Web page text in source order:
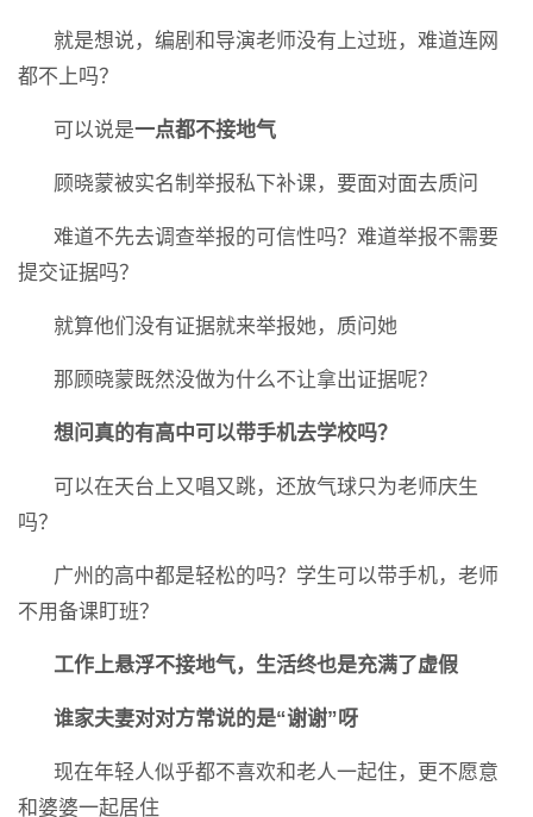
就是想说，编剧和导演老师没有上过班，难道连网
都不上吗？
可以说是一点都不接地气
顾晓蒙被实名制举报私下补课，要面对面去质问
难道不先去调查举报的可信性吗？难道举报不需要
提交证据吗？
就算他们没有证据就来举报她，质问她
那顾晓蒙既然没做为什么不让拿出证据呢？
想问真的有高中可以带手机去学校吗？
可以在天台上又唱又跳，还放气球只为老师庆生
吗？
广州的高中都是轻松的吗？学生可以带手机，老师
不用备课盯班？
工作上悬浮不接地气，生活终也是充满了虚假
谁家夫妻对对方常说的是“谢谢”呀
现在年轻人似乎都不喜欢和老人一起住，更不愿意
和婆婆一起居住